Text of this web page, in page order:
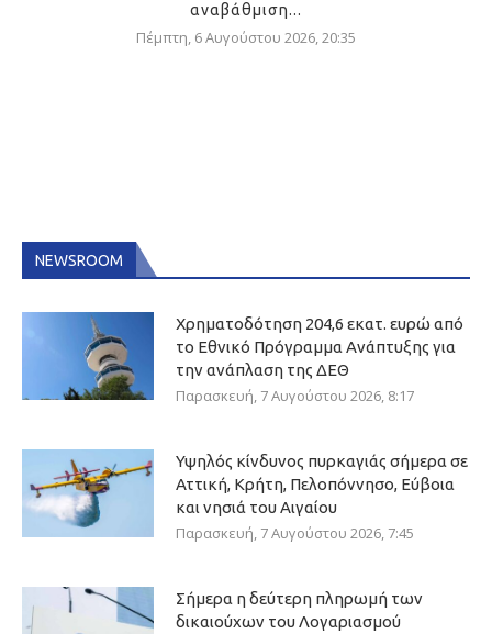
αναβάθμιση...
Πέμπτη, 6 Αυγούστου 2026, 20:35
NEWSROOM
Χρηματοδότηση 204,6 εκατ. ευρώ από
το Εθνικό Πρόγραμμα Ανάπτυξης για
την ανάπλαση της ΔΕΘ
Παρασκευή, 7 Αυγούστου 2026, 8:17
Υψηλός κίνδυνος πυρκαγιάς σήμερα σε
Αττική, Κρήτη, Πελοπόννησο, Εύβοια
και νησιά του Αιγαίου
Παρασκευή, 7 Αυγούστου 2026, 7:45
Σήμερα η δεύτερη πληρωμή των
δικαιούχων του Λογαριασμού